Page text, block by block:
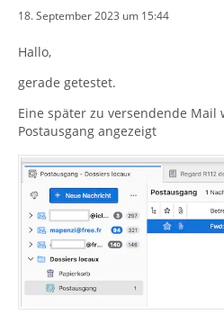
18. September 2023 um 15:44
Hallo,
gerade getestet.
Eine später zu versendende
Postausgang angezeigt